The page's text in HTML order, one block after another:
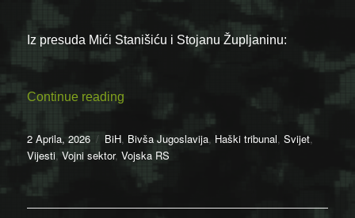
Iz presuda Mići Stanišiću i Stojanu Župljaninu:
Continue reading “03.04.1992. – “Srpske odbrambene
Posted
on
2 Aprila, 2026 Categories
BiH, Bivša Jugoslavija, Haški tribunal,Svijet,
Vijesti,Vojni sektor,Vojska RS